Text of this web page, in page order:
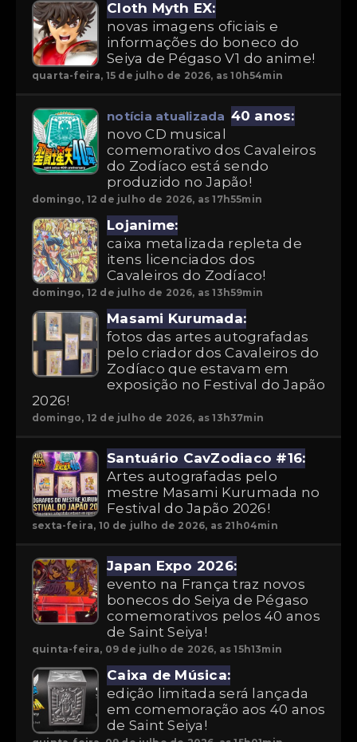
Cloth Myth EX:
novas imagens oficiais e
informações do boneco do
Seiya de Pégaso V1 do anime!
quarta-feira, 15 de julho de 2026, as 10h54min
notícia atualizada 40 anos:
novo CD musical
comemorativo dos Cavaleiros
do Zodíaco está sendo
produzido no Japão!
domingo, 12 de julho de 2026, as 17h55min
Lojanime:
caixa metalizada repleta de
itens licenciados dos
Cavaleiros do Zodíaco!
domingo, 12 de julho de 2026, as 13h59min
Masami Kurumada:
fotos das artes autografadas
pelo criador dos Cavaleiros do
Zodíaco que estavam em
exposição no Festival do Japão
2026!
domingo, 12 de julho de 2026, as 13h37min
Santuário CavZodiaco #16:
Artes autografadas pelo
mestre Masami Kurumada no
Festival do Japão 2026!
sexta-feira, 10 de julho de 2026, as 21h04min
Japan Expo 2026:
evento na França traz novos
bonecos do Seiya de Pégaso
comemorativos pelos 40 anos
de Saint Seiya!
quinta-feira, 09 de julho de 2026, as 15h13min
Caixa de Música:
edição limitada será lançada
em comemoração aos 40 anos
de Saint Seiya!